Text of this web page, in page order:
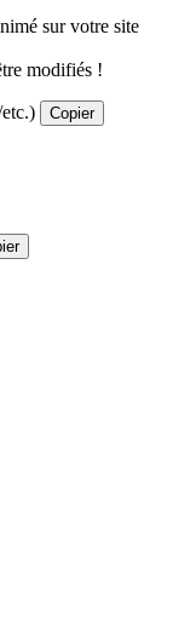
sur votre site
modifiés !
Copier